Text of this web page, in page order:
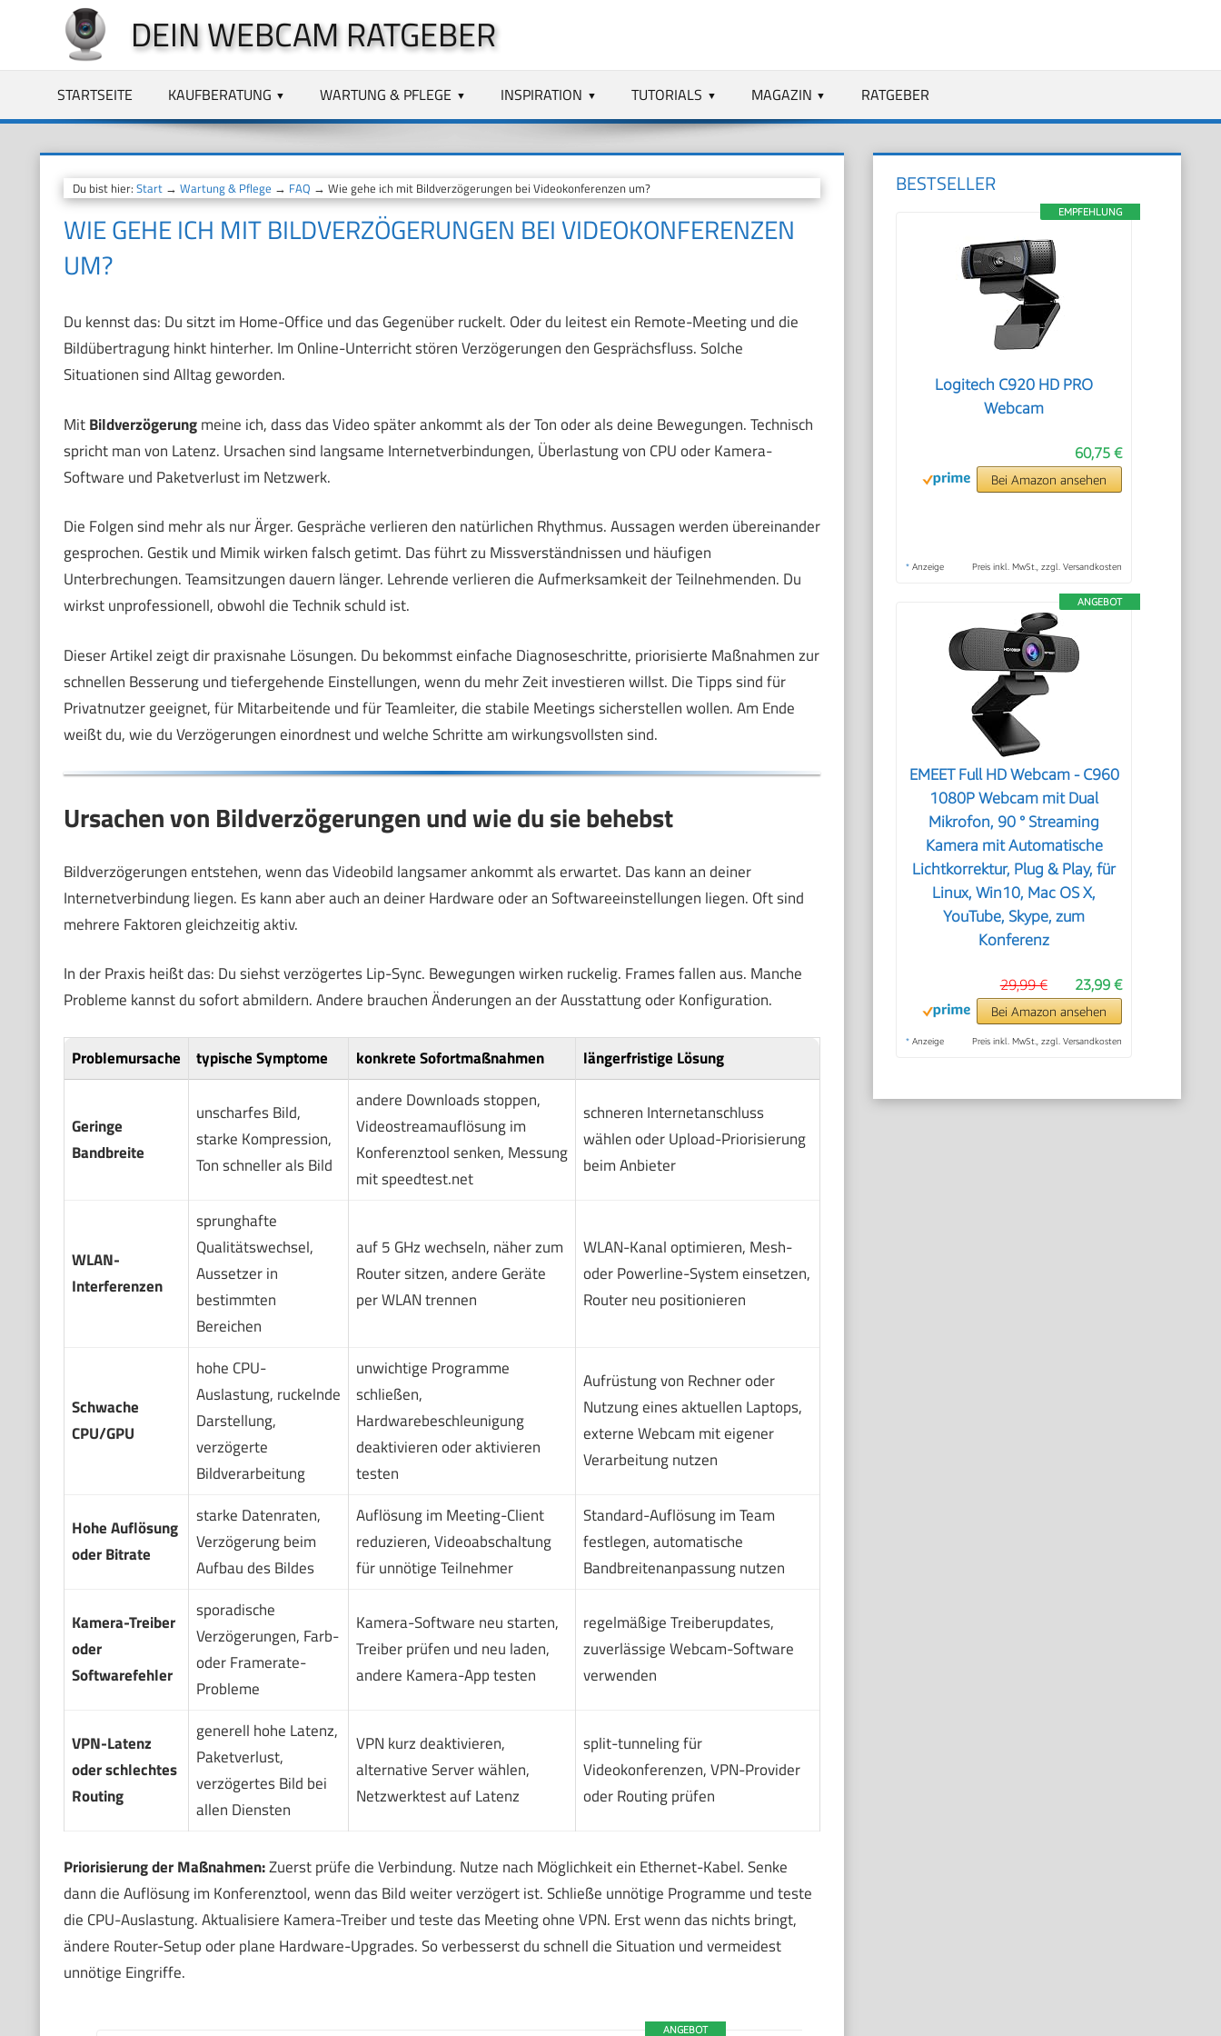
springen
DEIN WEBCAM RATGEBER
STARTSEITE KAUFBERATUNG WARTUNG & PFLEGE INSPIRATION TUTORIALS MAGAZIN RATGEBER
Du bist hier: Start→ Wartung & Pflege → FAQ → Wie gehe ich mit Bildverzögerungen bei Videokonferenzen um?
WIE GEHE ICH MIT BILDVERZÖGERUNGEN BEI VIDEOKONFERENZEN
UM?
Du kennst das: Du sitzt im Home-Office und das Gegenüber ruckelt. Oder du leitest ein Remote-Meeting und die
Bildübertragung hinkt hinterher. Im Online-Unterricht stören Verzögerungen den Gesprächsfluss. Solche
Situationen sind Alltag geworden.
MitBildverzögerungmeine ich, dass das Video später ankommt als der Ton oder als deine Bewegungen. Technisch
spricht man von Latenz. Ursachen sind langsame Internetverbindungen, Überlastung von CPU oder Kamera-
Software und Paketverlust im Netzwerk.
Die Folgen sind mehr als nur Ärger. Gespräche verlieren den natürlichen Rhythmus. Aussagen werden übereinander
gesprochen. Gestik und Mimik wirken falsch getimt. Das führt zu Missverständnissen und häufigen
Unterbrechungen. Teamsitzungen dauern länger. Lehrende verlieren die Aufmerksamkeit der Teilnehmenden. Du
wirkst unprofessionell, obwohl die Technik schuld ist.
Dieser Artikel zeigt dir praxisnahe Lösungen. Du bekommst einfache Diagnoseschritte, priorisierte Maßnahmen zur
schnellen Besserung und tiefergehende Einstellungen, wenn du mehr Zeit investieren willst. Die Tipps sind für
Privatnutzer geeignet, für Mitarbeitende und für Teamleiter, die stabile Meetings sicherstellen wollen. Am Ende
weißt du, wie du Verzögerungen einordnest und welche Schritte am wirkungsvollsten sind.
Ursachen von Bildverzögerungen und wie du sie behebst
Bildverzögerungen entstehen, wenn das Videobild langsamer ankommt als erwartet. Das kann an deiner
Internetverbindung liegen. Es kann aber auch an deiner Hardware oder an Softwareeinstellungen liegen. Oft sind
mehrere Faktoren gleichzeitig aktiv.
In der Praxis heißt das: Du siehst verzögertes Lip-Sync. Bewegungen wirken ruckelig. Frames fallen aus. Manche
Probleme kannst du sofort abmildern. Andere brauchen Änderungen an der Ausstattung oder Konfiguration.
Problemursache typische Symptome konkrete Sofortmaßnahmen längerfristige Lösung
Geringe
Bandbreite
unscharfes Bild,
starke Kompression,
Ton schneller als Bild
andere Downloads stoppen,
Videostreamauflösung im
Konferenztool senken, Messung
mit speedtest.net
schneren Internetanschluss
wählen oder Upload-Priorisierung
beim Anbieter
WLAN-
Interferenzen
sprunghafte
Qualitätswechsel,
Aussetzer in
bestimmten
Bereichen
auf 5 GHz wechseln, näher zum
Router sitzen, andere Geräte
per WLAN trennen
WLAN-Kanal optimieren, Mesh-
oder Powerline-System einsetzen,
Router neu positionieren
Schwache
CPU/GPU
hohe CPU-
Auslastung, ruckelnde
Darstellung,
verzögerte
Bildverarbeitung
unwichtige Programme
schließen,
Hardwarebeschleunigung
deaktivieren oder aktivieren
testen
Aufrüstung von Rechner oder
Nutzung eines aktuellen Laptops,
externe Webcam mit eigener
Verarbeitung nutzen
Hohe Auflösung
oder Bitrate
starke Datenraten,
Verzögerung beim
Aufbau des Bildes
Auflösung im Meeting-Client
reduzieren, Videoabschaltung
für unnötige Teilnehmer
Standard-Auflösung im Team
festlegen, automatische
Bandbreitenanpassung nutzen
Kamera-Treiber
oder
Softwarefehler
sporadische
Verzögerungen, Farb-
oder Framerate-
Probleme
Kamera-Software neu starten,
Treiber prüfen und neu laden,
andere Kamera-App testen
regelmäßige Treiberupdates,
zuverlässige Webcam-Software
verwenden
VPN-Latenz
oder schlechtes
Routing
generell hohe Latenz,
Paketverlust,
verzögertes Bild bei
allen Diensten
VPN kurz deaktivieren,
alternative Server wählen,
Netzwerktest auf Latenz
split-tunneling für
Videokonferenzen, VPN-Provider
oder Routing prüfen
Priorisierung der Maßnahmen:Zuerst prüfe die Verbindung. Nutze nach Möglichkeit ein Ethernet-Kabel. Senke
dann die Auflösung im Konferenztool, wenn das Bild weiter verzögert ist. Schließe unnötige Programme und teste
die CPU-Auslastung. Aktualisiere Kamera-Treiber und teste das Meeting ohne VPN. Erst wenn das nichts bringt,
ändere Router-Setup oder plane Hardware-Upgrades. So verbesserst du schnell die Situation und vermeidest
unnötige Eingriffe.
ANGEBOT
BESTSELLER
EMPFEHLUNG
Logitech C920 HD PRO
Webcam
60,75 €
Bei Amazon ansehen
* Anzeige Preis inkl. MwSt., zzgl. Versandkosten
ANGEBOT
EMEET Full HD Webcam - C960
1080P Webcam mit Dual
Mikrofon, 90 ° Streaming
Kamera mit Automatische
Lichtkorrektur, Plug & Play, für
Linux, Win10, Mac OS X,
YouTube, Skype, zum
Konferenz
23,99 €
29,99 €
Bei Amazon ansehen
* Anzeige Preis inkl. MwSt., zzgl. Versandkosten